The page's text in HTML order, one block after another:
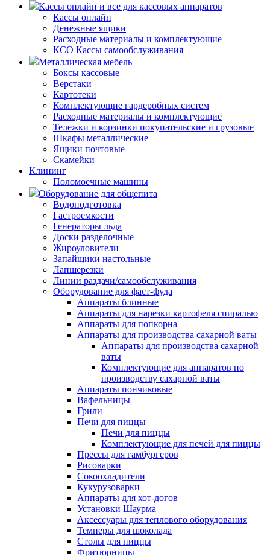
Кассы онлайн и все для кассовых аппаратов
Кассы онлайн
Денежные ящики
Расходные материалы и комплектующие
КСО Кассы самообслуживания
Металлическая мебель
Боксы кассовые
Верстаки
Картотеки
Комплектующие гардеробных систем
Расходные материалы и комплектующие
Тележки и корзинки покупательские и грузовые
Шкафы металлические
Ящики почтовые
Скамейки
Клининг
Поломоечные машины
Оборудование для общепита
Водоподготовка
Гастроемкости
Генераторы льда
Доски разделочные
Жироуловители
Запайщики настольные
Лапшерезки
Линии раздачи/самообслуживания
Оборудование для фаст-фуда
Аппараты блинные
Аппараты для нарезки картофеля спиралью
Аппараты для попкорна
Аппараты для производства сахарной ваты
Аппараты для производства сахарной
ваты
Комплектующие для аппаратов по
производству сахарной ваты
Аппараты пончиковые
Вафельницы
Грили
Печи для пиццы
Печи для пиццы
Комплектующие для печей для пиццы
Прессы для гамбургеров
Рисоварки
Сокоохладители
Кукурузоварки
Аппараты для хот-догов
Установки Шаурма
Аксессуары для теплового оборудования
Темперы для шоколада
Столы для пиццы
Фритюрницы